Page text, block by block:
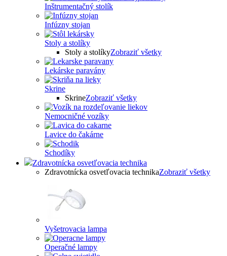
Inštrumentačný stolík
Infúzny stojan
Stoly a stolíky
Stoly a stolíkyZobraziť všetky
Lekárske paravány
Skrine
SkrineZobraziť všetky
Nemocničné vozíky
Lavice do čakárne
Schodíky
Zdravotnícka osvetľovacia technika
Zdravotnícka osvetľovacia technikaZobraziť všetky
Vyšetrovacia lampa
Operačné lampy